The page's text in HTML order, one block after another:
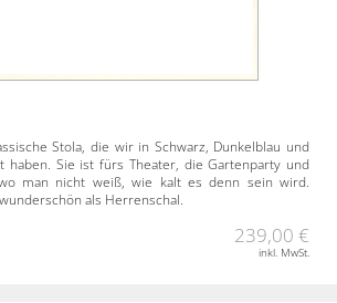
Stola, die wir in Schwarz, Dunkelblau und
haben. Sie ist fürs Theater, die Gartenparty und
man nicht weiß, wie kalt es denn sein wird.
als Herrenschal.
239,00 €
inkl. MwSt.